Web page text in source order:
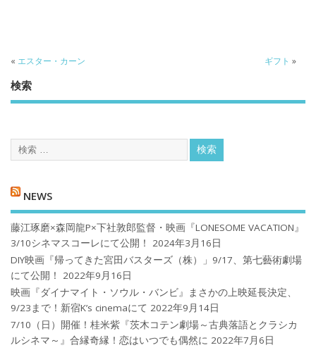
« エスター・カーン ギフト »
検索
NEWS
藤江琢磨×森岡龍P×下社敦郎監督・映画『LONESOME VACATION』
3/10シネマスコーレにて公開！
2024年3月16日
DIY映画『帰ってきた宮田バスターズ（株）」9/17、第七藝術劇場
にて公開！
2022年9月16日
映画『ダイナマイト・ソウル・バンビ』まさかの上映延長決定、
9/23まで！新宿K’s cinemaにて 2022年9月14日
7/10（日）開催！桂米紫『茨木コテン劇場～古典落語とクラシカ
ルシネマ～』合縁奇縁！恋はいつでも偶然に 2022年7月6日